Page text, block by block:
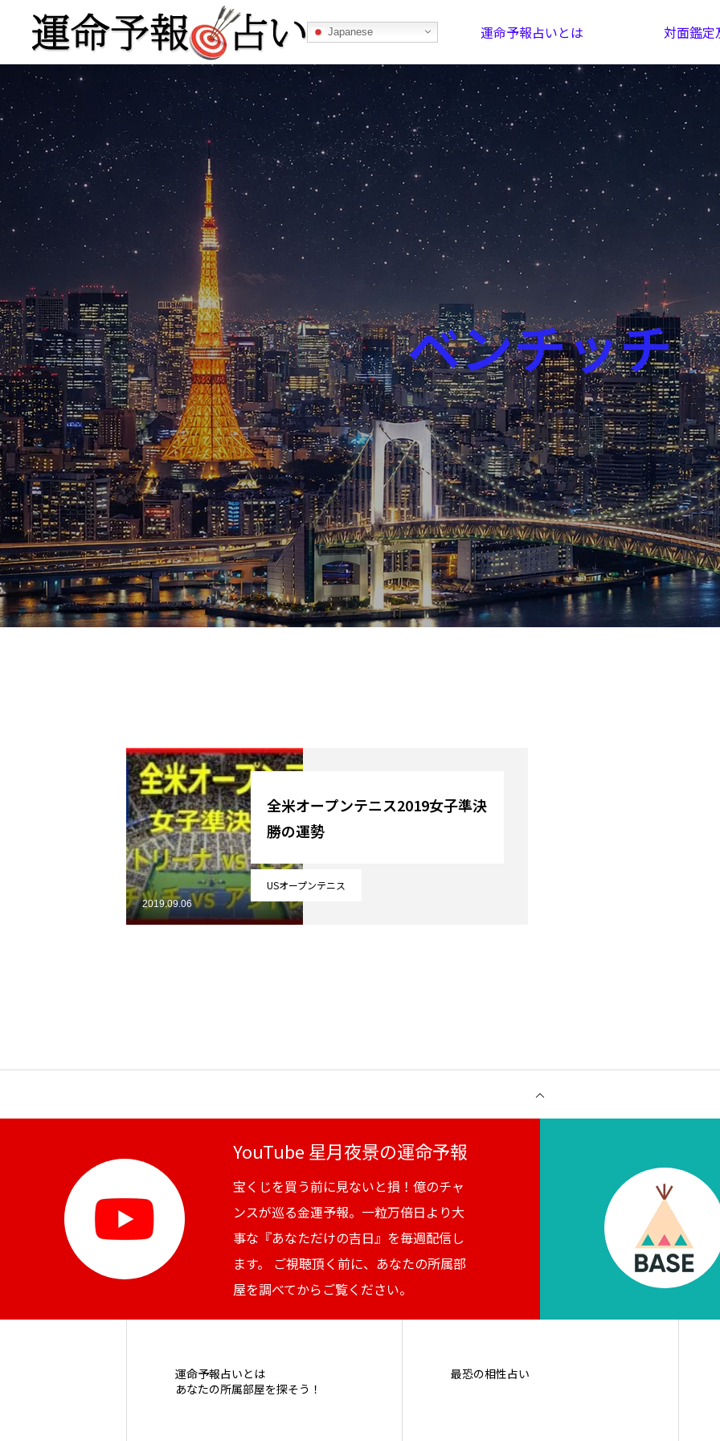
Japanese 運命予報占いとは 対面鑑定
運命予報占い
運命予報占いとは あなたの所属部屋を探そう！ 最恐の相性占い
記事カテゴリー
ブログ お知らせ 芸能界
スポーツ 競馬 社会
テニス四大大会・五輪
テニス四大大会・五輪
YouTube
Online Store
ベンチッチ
USオープンテニス
全米オープンテニス2019女子準決
勝の運勢
2019.09.06
YouTube 星月夜景の運命予報
宝くじを買う前に見ないと損！億のチャ
ンスが巡る金運予報。一粒万倍日より大
事な『あなただけの吉日』を毎週配信し
ます。 ご視聴頂く前に、あなたの所属部
屋を調べてからご覧ください。
運命予報占いとは
あなたの所属部屋を探そう！
最恐の相性占い